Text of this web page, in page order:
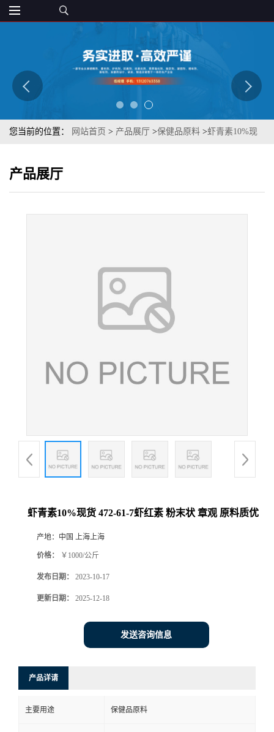
您当前的位置： 网站首页 > 产品展厅 >保健品原料 >虾青素10%现
产品展厅
虾青素10%现货 472-61-7虾红素 粉末状 章观 原料质优
产地： 中国 上海上海
价格： ￥1000/公斤
发布日期： 2023-10-17
更新日期： 2025-12-18
发送咨询信息
产品详请
主要用途 保健品原料